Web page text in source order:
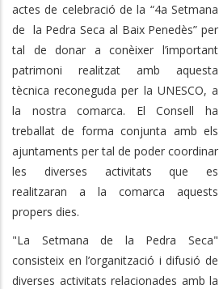
actes de celebració de la “4a Setmana
de la Pedra Seca al Baix Penedès” per
tal de donar a conèixer l’important
patrimoni realitzat amb aquesta
tècnica reconeguda per la UNESCO, a
la nostra comarca. El Consell ha
treballat de forma conjunta amb els
ajuntaments per tal de poder coordinar
les diverses activitats que es
realitzaran a la comarca aquests
propers dies.
"La Setmana de la Pedra Seca"
consisteix en l’organització i difusió de
diverses activitats relacionades amb la